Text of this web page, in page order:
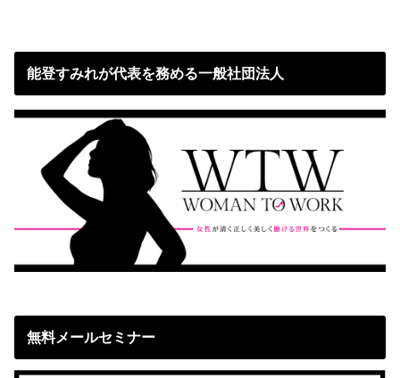
能登すみれが代表を務める一般社団法人
無料メールセミナー